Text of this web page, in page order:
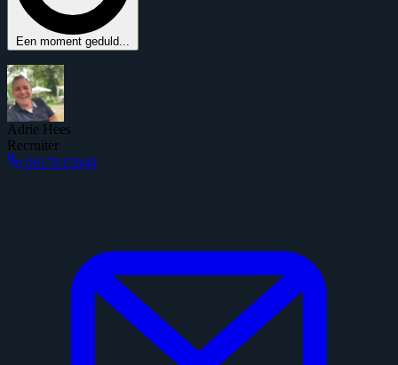
Een moment geduld...
Adrie Hees
Recruiter
0617615948